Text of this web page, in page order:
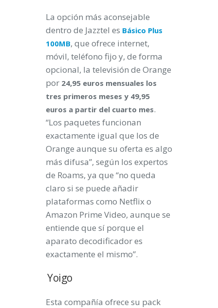
La opción más aconsejable
dentro de Jazztel es Básico Plus
100MB, que ofrece internet,
móvil, teléfono fijo y, de forma
opcional, la televisión de Orange
por 24,95 euros mensuales los
tres primeros meses y 49,95
euros a partir del cuarto mes.
“Los paquetes funcionan
exactamente igual que los de
Orange aunque su oferta es algo
más difusa”, según los expertos
de Roams, ya que “no queda
claro si se puede añadir
plataformas como Netflix o
Amazon Prime Video, aunque se
entiende que sí porque el
aparato decodificador es
exactamente el mismo”.
Yoigo
Esta compañía ofrece su pack